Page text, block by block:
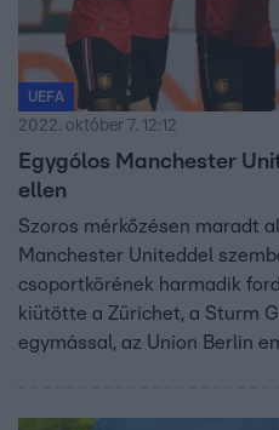
UEFA
2022. október 7. 12:12
Egygólos Manchester
ellen
Szoros mérkőzésen maradt
Manchester Uniteddel
csoportkörének harmadik
kiütötte a Zürichet, a Sturm
egymással, az Union Berlin